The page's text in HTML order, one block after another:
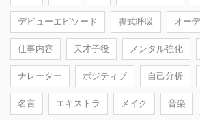
デビューエピソード 腹式呼吸 オー
仕事内容 天才子役 メンタル強化
ナレーター ポジティブ 自己分析
名言 エキストラ メイク 音楽